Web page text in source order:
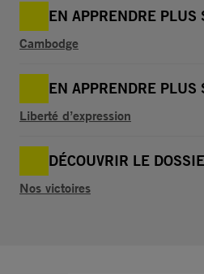
EN APPRENDRE PLUS
Cambodge
EN APPRENDRE PLUS
Liberté d’expression
DÉCOUVRIR LE
Nos victoires